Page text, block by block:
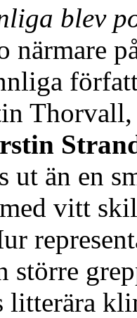
blev
närmare
ut än en
vitt
större
litterära